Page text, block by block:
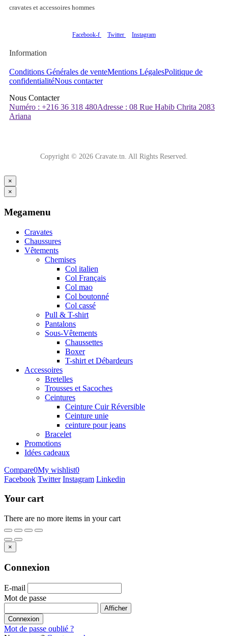
cravates et accessoires hommes
Facebook-f Twitter Instagram
Information
Conditions Générales de venteMentions LégalesPolitique de
confidentialitéNous contacter
Nous Contacter
Numéro : +216 36 318 480Adresse : 08 Rue Habib Chrita 2083
Ariana
Copyright © 2026 Cravate.tn. All Rights Reserved.
×
×
Megamenu
Cravates
Chaussures
Vêtements
Chemises
Col italien
Col Français
Col mao
Col boutonné
Col cassé
Pull & T-shirt
Pantalons
Sous-Vêtements
Chaussettes
Boxer
T-shirt et Débardeurs
Accessoires
Bretelles
Trousses et Sacoches
Ceintures
Ceinture Cuir Réversible
Ceinture unie
ceinture pour jeans
Bracelet
Promotions
Idées cadeaux
Compare0My wishlist0
Facebook Twitter Instagram Linkedin
Your cart
There are no more items in your cart
×
Connexion
E-mail
Mot de passe
Afficher
Connexion
Mot de passe oublié ?